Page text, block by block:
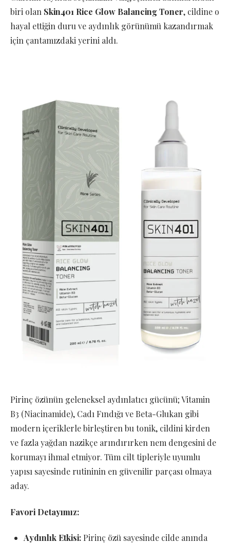
biri olan Skin401 Rice Glow Balancing Toner, cildine o
hayal ettiğin duru ve aydınlık görünümü kazandırmak
için çantamızdaki yerini aldı.
Pirinç özünün geleneksel aydınlatıcı gücünü; Vitamin
B3 (Niacinamide), Cadı Fındığı ve Beta-Glukan gibi
modern içeriklerle birleştiren bu tonik, cildini kirden
ve fazla yağdan nazikçe arındırırken nem dengesini de
korumayı ihmal etmiyor. Tüm cilt tipleriyle uyumlu
yapısı sayesinde rutininin en güvenilir parçası olmaya
aday.
Favori Detayımız:
Aydınlık Etkisi:Pirinç özü sayesinde cilde anında